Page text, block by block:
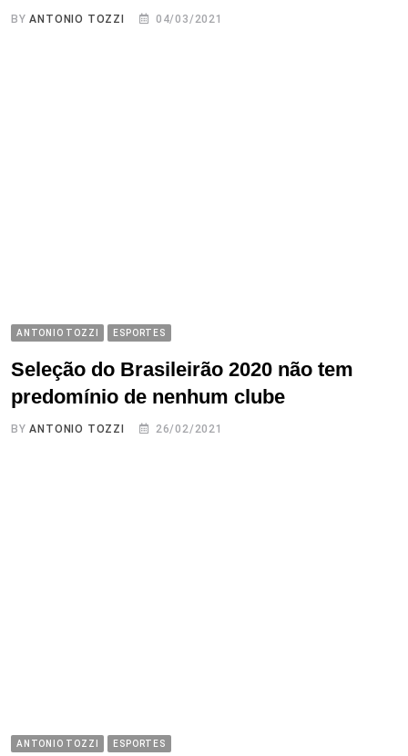
BYANTONIO TOZZI 04/03/2021
ANTONIO TOZZI ESPORTES
Seleção do Brasileirão 2020 não tem
predomínio de nenhum clube
BYANTONIO TOZZI 26/02/2021
ANTONIO TOZZI ESPORTES